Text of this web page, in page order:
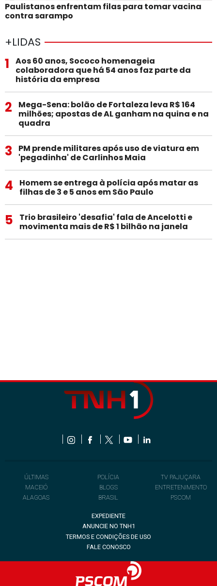
Paulistanos enfrentam filas para tomar vacina
contra sarampo
+LIDAS
1
Aos 60 anos, Sococo homenageia
colaboradora que há 54 anos faz parte da
história da empresa
2
Mega-Sena: bolão de Fortaleza leva R$ 164
milhões; apostas de AL ganham na quina e na
quadra
3
PM prende militares após uso de viatura em
'pegadinha' de Carlinhos Maia
4
Homem se entrega à polícia após matar as
filhas de 3 e 5 anos em São Paulo
5
Trio brasileiro 'desafia' fala de Ancelotti e
movimenta mais de R$ 1 bilhão na janela
ÚLTIMAS
MACEIÓ
ALAGOAS
POLÍCIA
BLOGS
BRASIL
TV PAJUÇARA
ENTRETENIMENTO
PSCOM
EXPEDIENTE
ANUNCIE NO TNH1
TERMOS E CONDIÇÕES DE USO
FALE CONOSCO